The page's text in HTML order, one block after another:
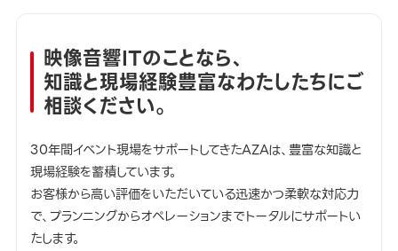
映像音響ITのことなら、
知識と現場経験豊富なわたしたちにご
相談ください。
30年間イベント現場をサポートしてきたAZAは、豊富な知識と
現場経験を蓄積しています。
お客様から高い評価をいただいている迅速かつ柔軟な対応力
で、プランニングからオペレーションまでトータルにサポートい
たします。